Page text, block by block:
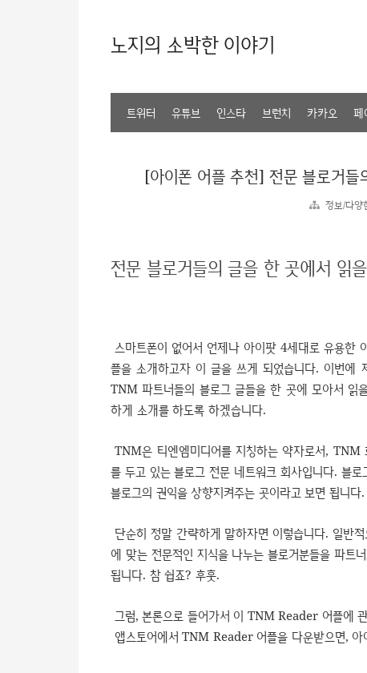
노지의 소박한 이야기
트위터 유튜브 인스타 브런치 카카오 페
[아이폰 어플 추천] 전문 블로거
정보/다양
전문 블로거들의 글을 한 곳에서 읽
스마트폰이 없어서 언제나 아이팟 4세대로 유용한
플을 소개하고자 이 글을 쓰게 되었습니다. 이번
TNM 파트너들의 블로그 글들을 한 곳에 모아서 읽
하게 소개를 하도록 하겠습니다.
TNM은 티엔엠미디어를 지칭하는 약자로서, TNM
를 두고 있는 블로그 전문 네트워크 회사입니다. 블
블로그의 권익을 상향지켜주는 곳이라고 보면 됩니다.
단순히 정말 간략하게 말하자면 이렇습니다. 일반
에 맞는 전문적인 지식을 나누는 블로거분들을 파트
됩니다. 참 쉽죠? 후훗.
그럼, 본론으로 들어가서 이 TNM Reader 어플에
앱스토어에서 TNM Reader 어플을 다운받으면,